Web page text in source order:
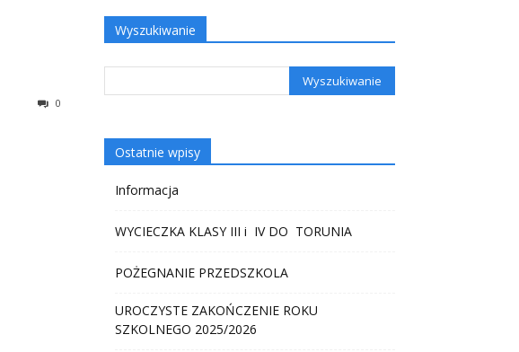
0
Wyszukiwanie
Ostatnie wpisy
Informacja
WYCIECZKA KLASY III i IV DO TORUNIA
POŻEGNANIE PRZEDSZKOLA
UROCZYSTE ZAKOŃCZENIE ROKU
SZKOLNEGO 2025/2026